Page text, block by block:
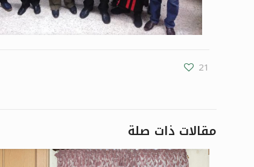
21
مقالات ذات صلة